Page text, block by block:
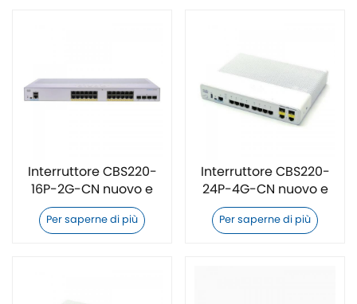
Interruttore CBS220-
16P-2G-CN nuovo e
originale
Per saperne di più
Interruttore CBS220-
24P-4G-CN nuovo e
originale
Per saperne di più